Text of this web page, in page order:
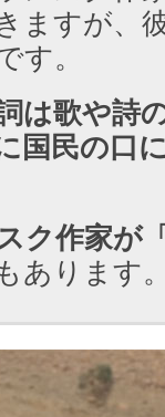
ますが、
す。
は歌や詩
国民の口
ク作家が
あります